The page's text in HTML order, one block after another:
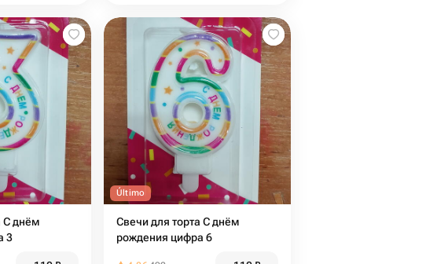
С днём
3
Último
Свечи для торта С днём
рождения цифра 6